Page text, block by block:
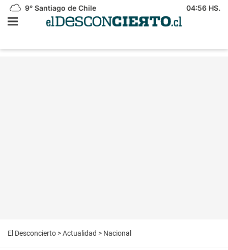
9° Santiago de Chile 04:56 HS.
El Desconcierto >Actualidad > Nacional